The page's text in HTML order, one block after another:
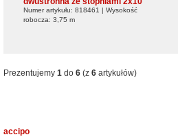
Numer artykułu: 818461 | Wysokość
robocza: 3,75 m
Prezentujemy 1 do 6 (z 6 artykułów)
accipo